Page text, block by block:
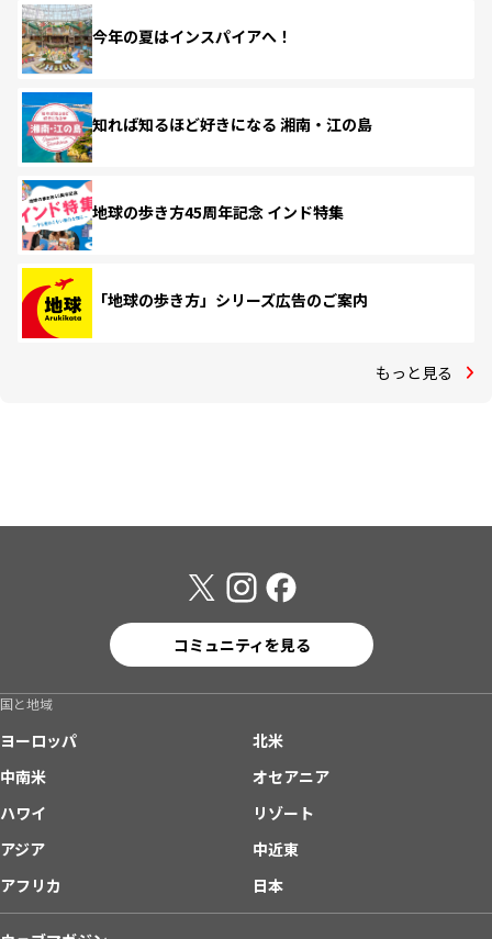
今年の夏はインスパイアへ！
知れば知るほど好きになる 湘南・江の島
地球の歩き方45周年記念 インド特集
「地球の歩き方」シリーズ広告のご案内
もっと見る
コミュニティを見る
国と地域
ヨーロッパ
北米
中南米
オセアニア
ハワイ
リゾート
アジア
中近東
アフリカ
日本